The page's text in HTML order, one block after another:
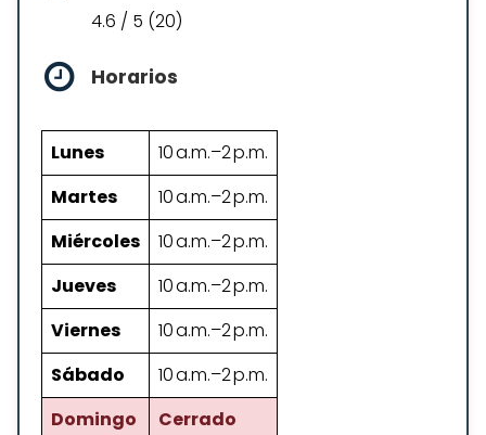
4.6 / 5 (20)
Horarios
Lunes
10 a.m.–2 p.m.
Martes
10 a.m.–2 p.m.
Miércoles
10 a.m.–2 p.m.
Jueves
10 a.m.–2 p.m.
Viernes
10 a.m.–2 p.m.
Sábado
10 a.m.–2 p.m.
Domingo
Cerrado